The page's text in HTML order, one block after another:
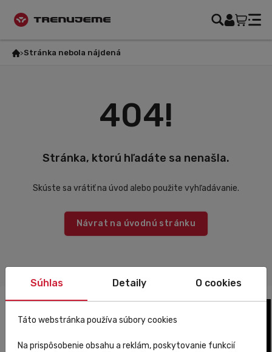
Stránka nebola nájdená
404!
Stránka, ktorú hľadáte sa nenašla.
Skúste sa vrátiť na úvod alebo použite vyhľadávanie.
Návrat na úvodnú stránku
Súhlas Detaily O cookies
Táto webstránka používa súbory cookies
Na prispôsobenie obsahu a reklám, poskytovanie funkcií